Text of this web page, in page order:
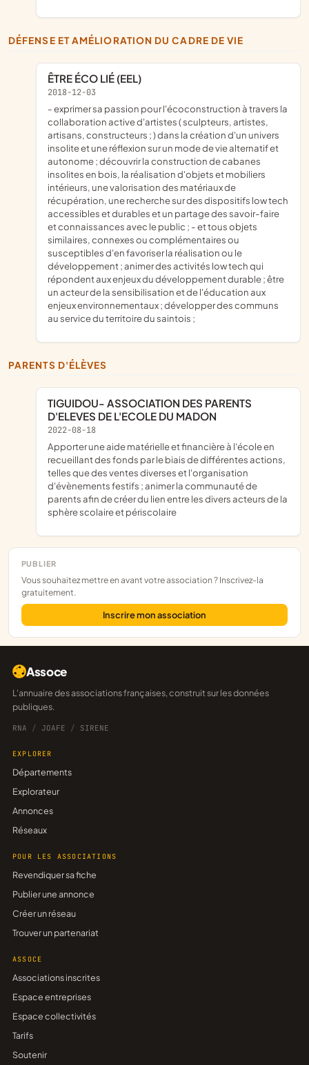
PUBLIER
Vous souhaitez mettre en avant votre association ? Inscrivez-la
gratuitement.
Inscrire mon association
DÉFENSE ET AMÉLIORATION DU CADRE DE VIE
ÊTRE ÉCO LIÉ (EEL)
2018-12-03
- exprimer sa passion pour l'écoconstruction à travers la
collaboration active d'artistes ( sculpteurs, artistes,
artisans, constructeurs ; ) dans la création d'un univers
insolite et une réflexion sur un mode de vie alternatif et
autonome ; découvrir la construction de cabanes
insolites en bois, la réalisation d'objets et mobiliers
intérieurs, une valorisation des matériaux de
récupération, une recherche sur des dispositifs low tech
accessibles et durables et un partage des savoir-faire
et connaissances avec le public ; - et tous objets
similaires, connexes ou complémentaires ou
susceptibles d'en favoriser la réalisation ou le
développement ; animer des activités low tech qui
répondent aux enjeux du développement durable ; être
un acteur de la sensibilisation et de l'éducation aux
enjeux environnementaux ; développer des communs
au service du territoire du saintois ;
PARENTS D'ÉLÈVES
TIGUIDOU- ASSOCIATION DES PARENTS
D'ELEVES DE L'ECOLE DU MADON
2022-08-18
apporter une aide matérielle et financière à l'école en
recueillant des fonds par le biais de différentes actions,
telles que des ventes diverses et l'organisation
d'évènements festifs ; animer la communauté de
parents afin de créer du lien entre les divers acteurs de la
sphère scolaire et périscolaire
Assoce
L'annuaire des associations françaises, construit sur les données
publiques.
RNA / JOAFE / SIRENE
EXPLORER
Départements
Explorateur
Annonces
Réseaux
POUR LES ASSOCIATIONS
Revendiquer sa fiche
Publier une annonce
Créer un réseau
Trouver un partenariat
ASSOCE
Associations inscrites
Espace entreprises
Espace collectivités
Tarifs
Soutenir